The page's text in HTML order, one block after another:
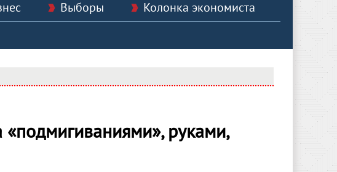
Выборы
Колонка экономиста
руками,